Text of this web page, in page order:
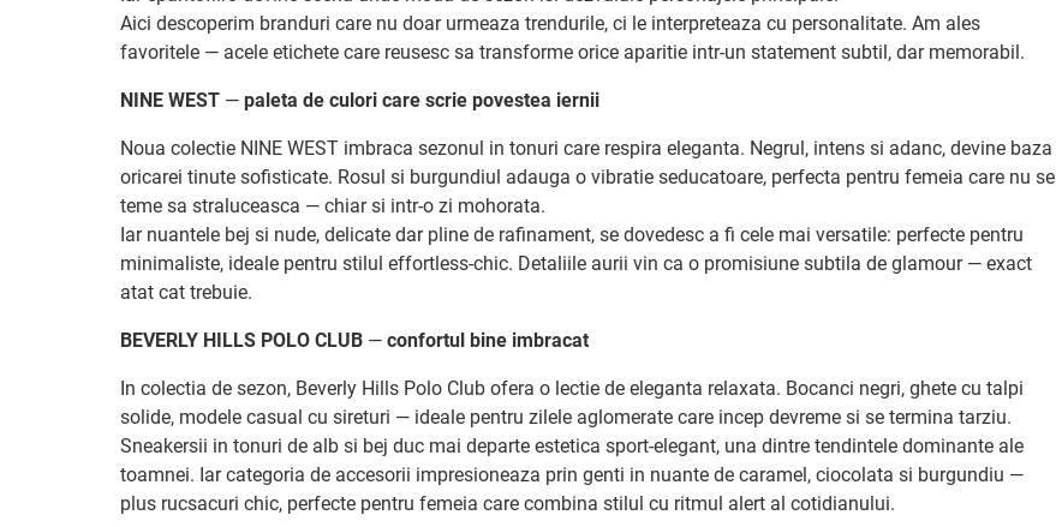
Aici descoperim branduri care nu doar urmeaza trendurile, ci le interpreteaza cu personalitate. Am ales
favoritele — acele etichete care reusesc sa transforme orice aparitie intr-un statement subtil, dar memorabil.
NINE WEST — paleta de culori care scrie povestea iernii
Noua colectie NINE WEST imbraca sezonul in tonuri care respira eleganta. Negrul, intens si adanc, devine baza
oricarei tinute sofisticate. Rosul si burgundiul adauga o vibratie seducatoare, perfecta pentru femeia care nu se
teme sa straluceasca — chiar si intr-o zi mohorata.
Iar nuantele bej si nude, delicate dar pline de rafinament, se dovedesc a fi cele mai versatile: perfecte pentru
minimaliste, ideale pentru stilul effortless-chic. Detaliile aurii vin ca o promisiune subtila de glamour — exact
atat cat trebuie.
BEVERLY HILLS POLO CLUB — confortul bine imbracat
In colectia de sezon, Beverly Hills Polo Club ofera o lectie de eleganta relaxata. Bocanci negri, ghete cu talpi
solide, modele casual cu sireturi — ideale pentru zilele aglomerate care incep devreme si se termina tarziu.
Sneakersii in tonuri de alb si bej duc mai departe estetica sport-elegant, una dintre tendintele dominante ale
toamnei. Iar categoria de accesorii impresioneaza prin genti in nuante de caramel, ciocolata si burgundiu —
plus rucsacuri chic, perfecte pentru femeia care combina stilul cu ritmul alert al cotidianului.